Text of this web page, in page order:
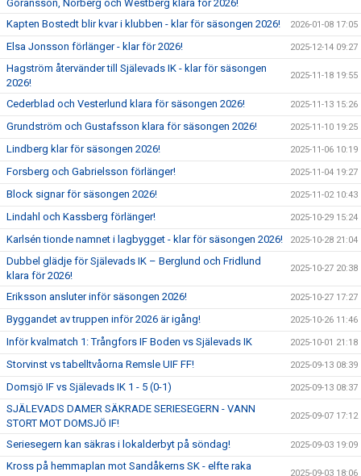
Göransson, Norberg och Westberg klara för 2026!
Kapten Bostedt blir kvar i klubben - klar för säsongen 2026! 2026-01-08 17:05
Elsa Jonsson förlänger - klar för 2026! 2025-12-14 09:27
Hagström återvänder till Själevads IK - klar för säsongen
2026!
2025-11-18 19:55
Cederblad och Vesterlund klara för säsongen 2026! 2025-11-13 15:26
Grundström och Gustafsson klara för säsongen 2026! 2025-11-10 19:25
Lindberg klar för säsongen 2026! 2025-11-06 10:19
Forsberg och Gabrielsson förlänger! 2025-11-04 19:27
Block signar för säsongen 2026! 2025-11-02 10:43
Lindahl och Kassberg förlänger! 2025-10-29 15:24
Karlsén tionde namnet i lagbygget - klar för säsongen 2026! 2025-10-28 21:04
Dubbel glädje för Själevads IK – Berglund och Fridlund
klara för 2026!
2025-10-27 20:38
Eriksson ansluter inför säsongen 2026! 2025-10-27 17:27
Byggandet av truppen inför 2026 är igång! 2025-10-26 11:46
Inför kvalmatch 1: Trångfors IF Boden vs Själevads IK 2025-10-01 21:18
Storvinst vs tabelltvåorna Remsle UIF FF! 2025-09-13 08:39
Domsjö IF vs Själevads IK 1 - 5 (0-1) 2025-09-13 08:37
SJÄLEVADS DAMER SÄKRADE SERIESEGERN - VANN
STORT MOT DOMSJÖ IF!
2025-09-07 17:12
Seriesegern kan säkras i lokalderbyt på söndag! 2025-09-03 19:09
Kross på hemmaplan mot Sandåkerns SK - elfte raka
2025-09-03 18:06